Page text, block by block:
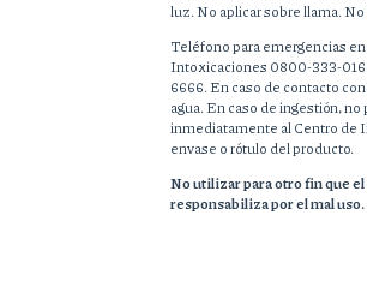
luz. No aplicar sobre llama.
Teléfono para emergencias
Intoxicaciones 0800-333-
6666. En caso de contacto
agua. En caso de ingestión,
inmediatamente al Centro de
envase o rótulo del producto.
No utilizar para otro fin que
responsabiliza por el mal uso.